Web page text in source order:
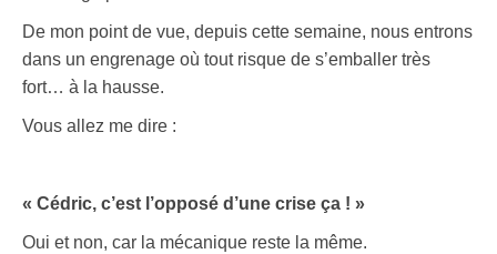
De mon point de vue, depuis cette semaine, nous entrons
dans un engrenage où tout risque de s’emballer très
fort… à la hausse.
Vous allez me dire :
« Cédric, c’est l’opposé d’une crise ça ! »
Oui et non, car la mécanique reste la même.